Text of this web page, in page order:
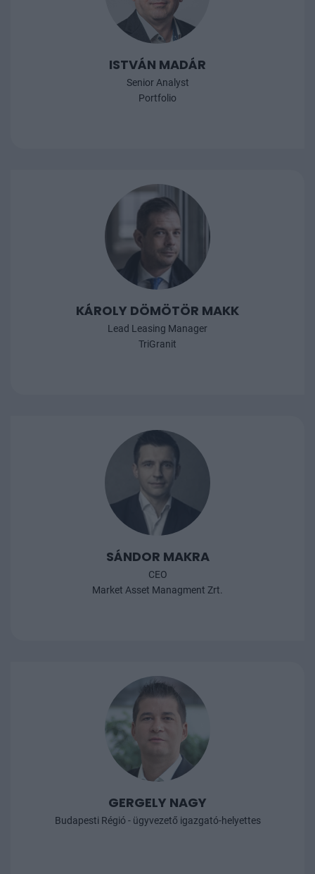
ISTVÁN MADÁR
Senior Analyst
Portfolio
KÁROLY DÖMÖTÖR MAKK
Lead Leasing Manager
TriGranit
SÁNDOR MAKRA
CEO
Market Asset Managment Zrt.
GERGELY NAGY
Budapesti Régió - ügyvezető igazgató-helyettes